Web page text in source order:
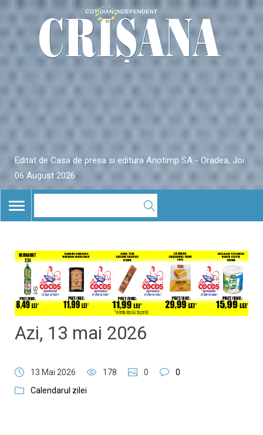
Editat de Casa de presa si editura Anotimp SA - Oradea, Joi
06 August 2026
TOGGLE
NAVIGATION
Azi, 13 mai 2026
13 Mai 2026 178 0
0
Calendarul zilei